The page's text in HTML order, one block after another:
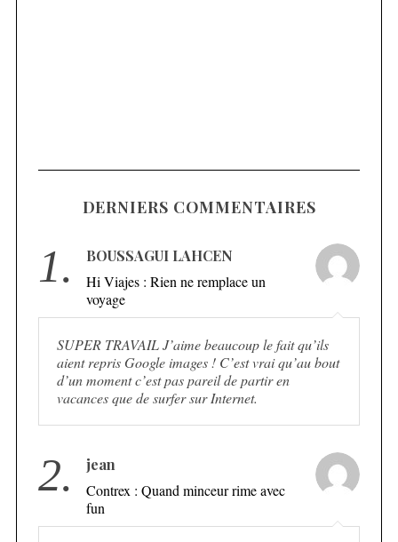
DERNIERS COMMENTAIRES
1.
BOUSSAGUI LAHCEN
Hi Viajes : Rien ne remplace un
voyage
SUPER TRAVAIL J’aime beaucoup le fait qu’ils
aient repris Google images ! C’est vrai qu’au bout
d’un moment c’est pas pareil de partir en
vacances que de surfer sur Internet.
2.
jean
Contrex : Quand minceur rime avec
fun